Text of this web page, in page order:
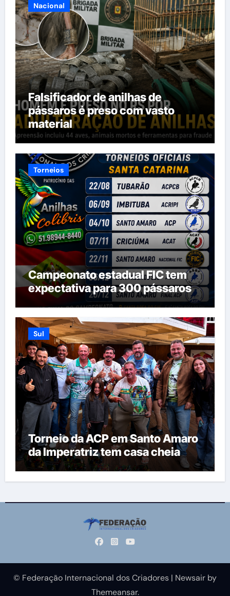
Nacional
Falsificador de anilhas de
pássaros é preso com vasto
material
Torneios
Campeonato estadual FIC tem
expectativa para 300 pássaros
Sul
Torneio da ACP em Santo Amaro
da Imperatriz tem casa cheia
© Federação Internacional dos Criadores | Newsair by
Themeansar.